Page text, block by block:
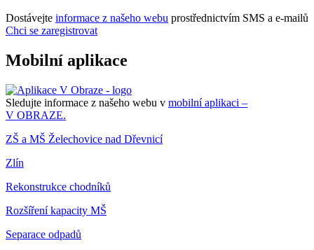
Dostávejte informace z našeho webu prostřednictvím SMS a e-mailů
Chci se zaregistrovat
Mobilní aplikace
Sledujte informace z našeho webu v mobilní aplikaci –
V OBRAZE.
ZŠ a MŠ Želechovice nad Dřevnicí
Zlín
Rekonstrukce chodníků
Rozšíření kapacity MŠ
Separace odpadů